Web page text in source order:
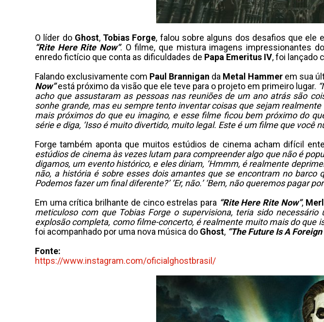
O líder do Ghost, Tobias Forge, falou sobre alguns dos desafios que ele
“Rite Here Rite Now”. O filme, que mistura imagens impressionantes
enredo fictício que conta as dificuldades de Papa Emeritus IV, foi lançado
Falando exclusivamente com Paul Brannigan da Metal Hammer em sua
Now”está próximo da visão que ele teve para o projeto em primeiro lugar.
acho que assustaram as pessoas nas reuniões de um ano atrás são
sonhe grande, mas eu sempre tento inventar coisas que sejam
mais próximos do que eu imagino, e esse filme ficou bem próximo do
série e diga, ‘Isso é muito divertido, muito legal. Este é um filme que você
Forge também aponta que muitos estúdios de cinema acham difícil
estúdios de cinema às vezes lutam para compreender algo que não é
digamos, um evento histórico, e eles diriam, ‘Hmmm, é realmente
não, a história é sobre esses dois amantes que se encontram no barco
Podemos fazer um final diferente?’ ‘Er, não.’ ‘Bem, não queremos pagar
Em uma crítica brilhante de cinco estrelas para “Rite Here Rite Now”,
meticuloso com que Tobias Forge o supervisiona, teria sido
explosão completa, como filme-concerto, é realmente muito mais do que
foi acompanhado por uma nova música do Ghost, “The Future Is A Foreign
Fonte:
https://www.instagram.com/oficialghostbrasil/